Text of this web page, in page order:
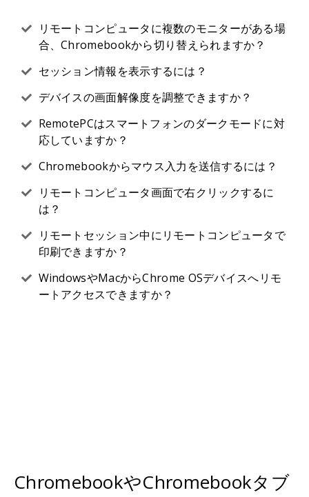
リモートコンピュータに複数のモニターがある場
合、Chromebookから切り替えられますか？
セッション情報を表示するには？
デバイスの画面解像度を調整できますか？
RemotePCはスマートフォンのダークモードに対
応していますか？
Chromebookからマウス入力を送信するには？
リモートコンピュータ画面で右クリックするに
は？
リモートセッション中にリモートコンピュータで
印刷できますか？
WindowsやMacからChrome OSデバイスへリモ
ートアクセスできますか？
ChromebookやChromebookタブ